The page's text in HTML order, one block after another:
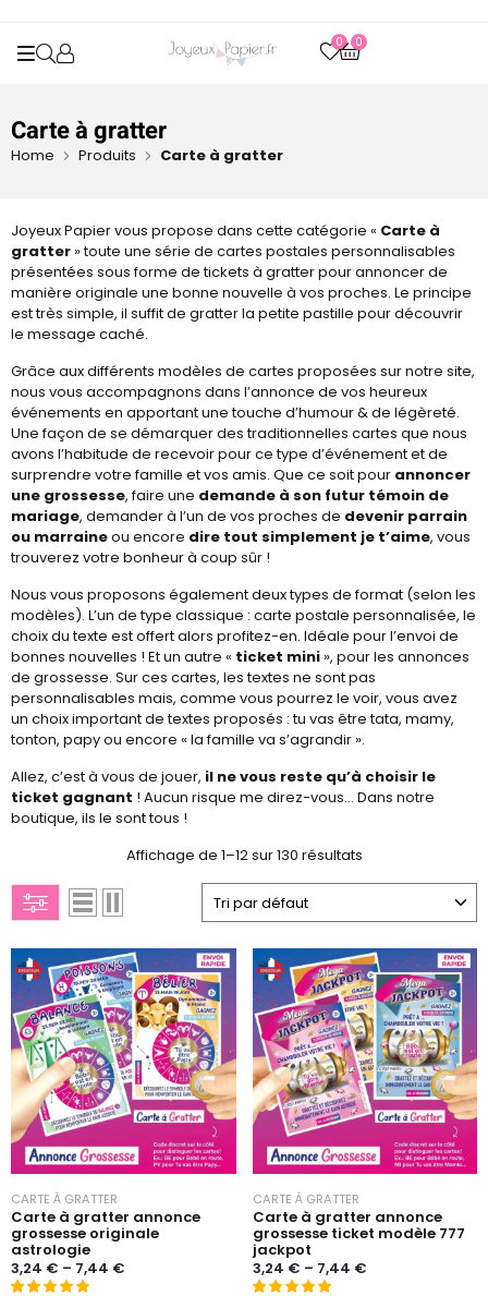
OPEN SEARCH
0 0
Carte à gratter
Home Produits Carte à gratter
Joyeux Papier vous propose dans cette catégorie « Carte à
gratter » toute une série de cartes postales personnalisables
présentées sous forme de tickets à gratter pour annoncer de
manière originale une bonne nouvelle à vos proches. Le principe
est très simple, il suffit de gratter la petite pastille pour découvrir
le message caché.
Grâce aux différents modèles de cartes proposées sur notre site,
nous vous accompagnons dans l’annonce de vos heureux
événements en apportant une touche d’humour & de légèreté.
Une façon de se démarquer des traditionnelles cartes que nous
avons l’habitude de recevoir pour ce type d’événement et de
surprendre votre famille et vos amis. Que ce soit pour annoncer
une grossesse, faire une demande à son futur témoin de
mariage, demander à l’un de vos proches de devenir parrain
ou marraineou encore dire tout simplement je t’aime, vous
trouverez votre bonheur à coup sûr !
Nous vous proposons également deux types de format (selon les
modèles). L’un de type classique : carte postale personnalisée, le
choix du texte est offert alors profitez-en. Idéale pour l’envoi de
bonnes nouvelles ! Et un autre « ticket mini », pour les annonces
de grossesse. Sur ces cartes, les textes ne sont pas
personnalisables mais, comme vous pourrez le voir, vous avez
un choix important de textes proposés : tu vas être tata, mamy,
tonton, papy ou encore « la famille va s’agrandir ».
Allez, c’est à vous de jouer, il ne vous reste qu’à choisir le
ticket gagnant ! Aucun risque me direz-vous… Dans notre
boutique, ils le sont tous !
Affichage de 1–12 sur 130 résultats
CARTE À GRATTER
Carte à gratter annonce
grossesse originale
astrologie
3,24 € – 7,44 €
CARTE À GRATTER
Carte à gratter annonce
grossesse ticket modèle 777
jackpot
3,24 € – 7,44 €